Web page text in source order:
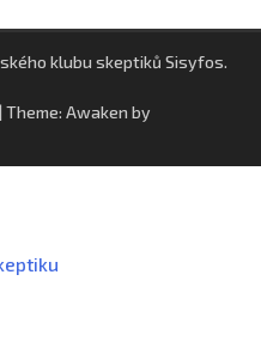
klubu skeptiků Sisyfos.
| Theme: Awaken by